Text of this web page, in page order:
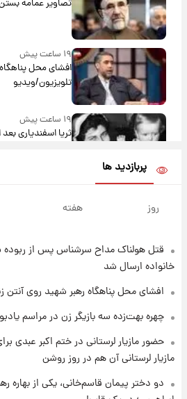
تصاویر عمامه
۱۹ ساعت پیش
افشای محل
تلویزیون/ویدیو
۱۹ ساعت پیش
ثریا اسفندیاری
پول به معشوقه با
۲۰ ساعت پیش
۲۰ ساعت پیش
پی رفتن رامین
۲۰ ساعت پیش
پربازدید ها
روز هفته
قتل هولناک مداح سرشناس پس از ربوده
خانواده ارسال شد
افشای محل پناهگاه‌ رهبر شهید روی آنتن
چهره بهت‌زده سه بازیگر زن در مراسم
حضور مازیار لرستانی در ختم اکبر عبدی
مازیار لرستانی آن هم در روز روشن
دو دختر پیمان قاسم‌خانی، یکی از بهاره